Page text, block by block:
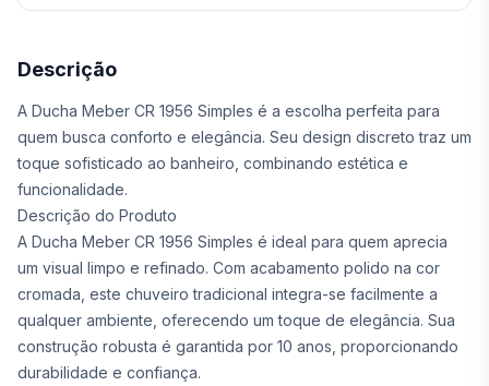
Descrição
A Ducha Meber CR 1956 Simples é a escolha perfeita para
quem busca conforto e elegância. Seu design discreto traz um
toque sofisticado ao banheiro, combinando estética e
funcionalidade.
Descrição do Produto
A Ducha Meber CR 1956 Simples é ideal para quem aprecia
um visual limpo e refinado. Com acabamento polido na cor
cromada, este chuveiro tradicional integra-se facilmente a
qualquer ambiente, oferecendo um toque de elegância. Sua
construção robusta é garantida por 10 anos, proporcionando
durabilidade e confiança.